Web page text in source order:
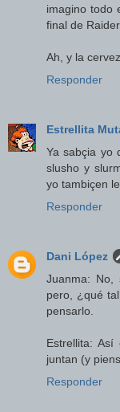
imagino todo
final de
Ah, y la
Responder
Estrellita
Ya sabçia yo
slusho y
yo tambiçen
Responder
Dani López
Juanma:
pero, ¿qué
pensarlo.
Estrellita:
juntan (y
Responder